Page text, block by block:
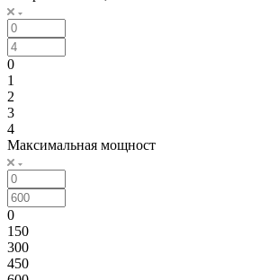
0
1
2
3
4
Максимальная мощност
0
150
300
450